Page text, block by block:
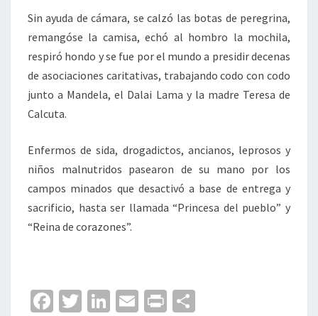
Sin ayuda de cámara, se calzó las botas de peregrina,
remangóse la camisa, echó al hombro la mochila,
respiró hondo y se fue por el mundo a presidir decenas
de asociaciones caritativas, trabajando codo con codo
junto a Mandela, el Dalai Lama y la madre Teresa de
Calcuta.
Enfermos de sida, drogadictos, ancianos, leprosos y
niños malnutridos pasearon de su mano por los
campos minados que desactivó a base de entrega y
sacrificio, hasta ser llamada “Princesa del pueblo” y
“Reina de corazones”.
Fa T
Li
E
Pr